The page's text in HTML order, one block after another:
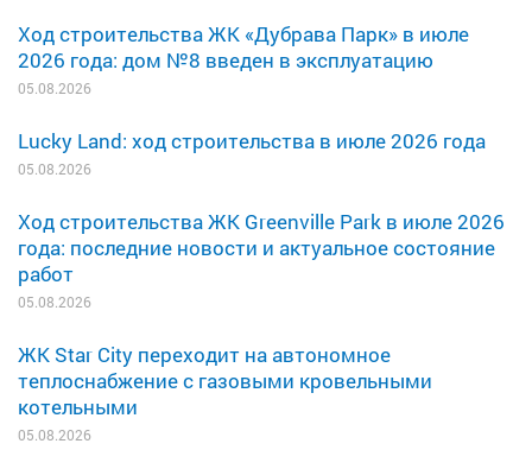
Ход строительства ЖК «Дубрава Парк» в июле
2026 года: дом №8 введен в эксплуатацию
05.08.2026
Lucky Land: ход строительства в июле 2026 года
05.08.2026
Ход строительства ЖК Greenville Park в июле 2026
года: последние новости и актуальное состояние
работ
05.08.2026
ЖК Star City переходит на автономное
теплоснабжение с газовыми кровельными
котельными
05.08.2026